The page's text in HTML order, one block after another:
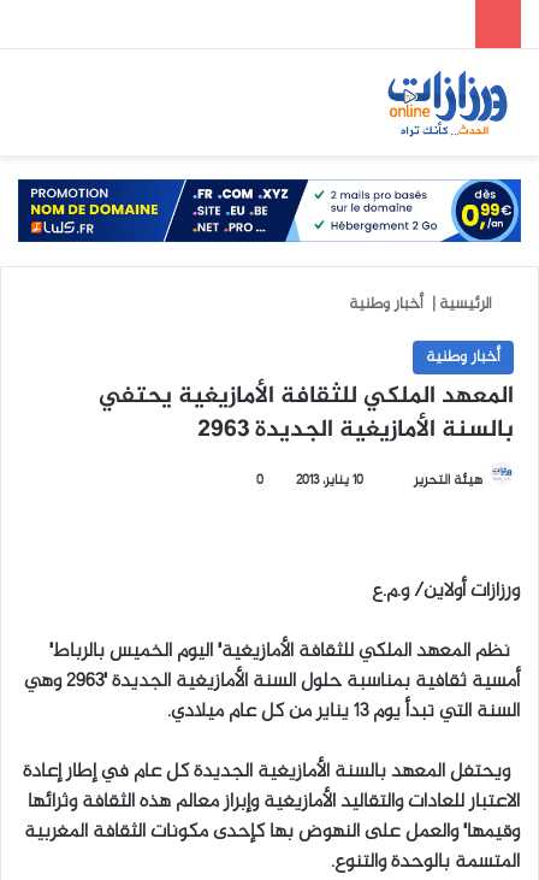
الرئيسية| أخبار وطنية
أخبار وطنية
المعهد الملكي للثقافة الأمازيغية يحتفي
بالسنة الأمازيغية الجديدة 2963
هيئة التحرير
ب
ي
د
ا
ل
ك
ت
ر
10 يناير، 2013 0
ورزازات أولاين/ و.م.ع
نظم المعهد الملكي للثقافة الأمازيغية٬ اليوم الخميس بالرباط٬
أمسية ثقافية بمناسبة حلول السنة الأمازيغية الجديدة 2963٬ وهي
السنة التي تبدأ يوم 13 يناير من كل عام ميلادي.
ويحتفل المعهد بالسنة الأمازيغية الجديدة كل عام في إطار إعادة
الاعتبار للعادات والتقاليد الأمازيغية وإبراز معالم هذه الثقافة وثرائها
وقيمها٬ والعمل على النهوض بها كإحدى مكونات الثقافة المغربية
المتسمة بالوحدة والتنوع.